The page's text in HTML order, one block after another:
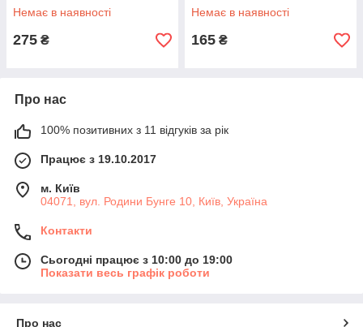
Немає в наявності
275 ₴
Немає в наявності
165 ₴
Про нас
100% позитивних з 11 відгуків за рік
Працює з 19.10.2017
м. Київ
04071, вул. Родини Бунге 10, Київ, Україна
Контакти
Сьогодні працює з 10:00 до 19:00
Показати весь графік роботи
Про нас